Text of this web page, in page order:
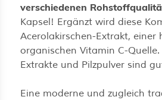
verschiedenen
Kapsel! Ergänzt wird diese
Acerolakirschen-Extrakt, einer
organischen Vitamin C-
Extrakte und Pilzpulver sind
Eine moderne und zugleich